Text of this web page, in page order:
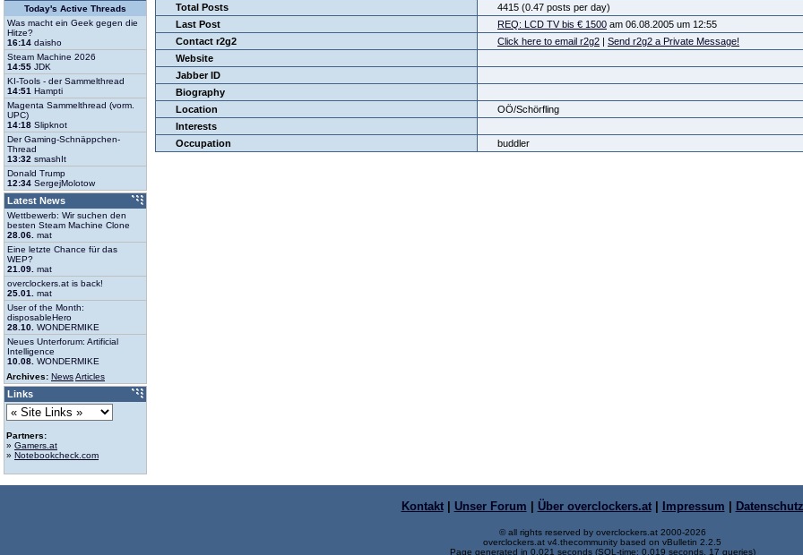
Total Posts
4415 (0.47 posts per day)
Last Post
REQ: LCD TV bis € 1500 am 06.08.2005 um 12:55
Contact r2g2
Click here to email r2g2 | Send r2g2 a Private Message!
Website
Jabber ID
Biography
Location
OÖ/Schörfling
Interests
Occupation
buddler
Today's Active Threads
Was macht ein Geek gegen die
Hitze?
16:14 daisho
Steam Machine 2026
14:55 JDK
KI-Tools - der Sammelthread
14:51 Hampti
Magenta Sammelthread (vorm.
UPC)
14:18 Slipknot
Der Gaming-Schnäppchen-
Thread
13:32 smashIt
Donald Trump
12:34 SergejMolotow
Latest News
Wettbewerb: Wir suchen den
besten Steam Machine Clone
28.06. mat
Eine letzte Chance für das
WEP?
21.09. mat
overclockers.at is back!
25.01.
mat
User of the Month:
disposableHero
28.10. WONDERMIKE
Neues Unterforum: Artificial
Intelligence
10.08. WONDERMIKE
Archives: NewsArticles
Links
Partners:
» Gamers.at
» Notebookcheck.com
Kontakt| Unser Forum | Über overclockers.at| Impressum | Datenschutz
© all rights reserved by overclockers.at 2000-2026
overclockers.at v4.thecommunity based on vBulletin 2.2.5
Page generated in 0.021 seconds (SQL-time: 0.019 seconds, 17 queries)